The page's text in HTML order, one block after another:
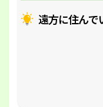
遠方に住んで